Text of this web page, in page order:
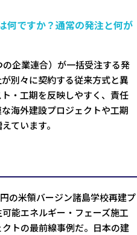
何ですか？通常の発注と何が
企業連合）が一括受注する発
別々に契約する従来方式と異
・工期を反映しやすく、責任
海外建設プロジェクトや工期
ています。
の米領バージン諸島学校再建プ
能エネルギー・フェーズ施工
トの最前線事例だ。日本の建